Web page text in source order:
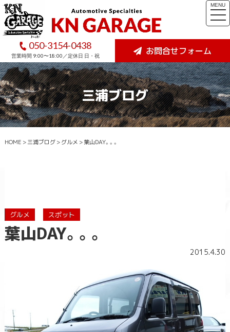
050-3154-0438
営業時間 9:00〜18:00／定休日 日・祝 お問合せフォーム
MENU
三浦ブログ
HOME >三浦ブログ>グルメ >葉山DAY。。。
グルメ スポット
葉山DAY。。。
2015.4.30